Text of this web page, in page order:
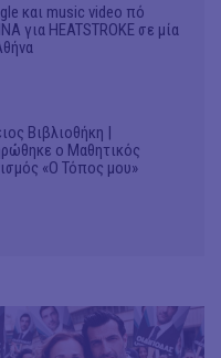
και music video πό
για HEATSTROKE σε μία
Βιβλιοθήκη |
ο Μαθητικός
«Ο Τόπος μου»